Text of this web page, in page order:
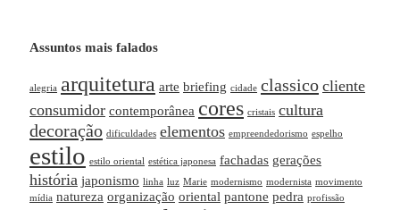
Assuntos mais falados
alegria arquitetura arte briefing cidade classico cliente
consumidor contemporânea cores cristais cultura
decoração dificuldades elementos empreendedorismo espelho
estilo estilo oriental estética japonesa fachadas gerações
história japonismo linha luz Marie modernismo modernista movimento
mídia natureza organização oriental pantone pedra profissão